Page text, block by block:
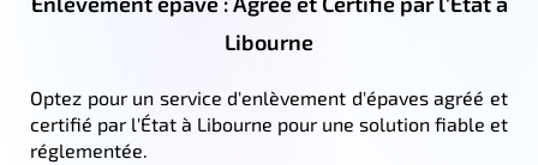
Libourne
Optez pour un service d'enlèvement d'épaves agréé et
certifié par l'État à Libourne pour une solution fiable et
réglementée.